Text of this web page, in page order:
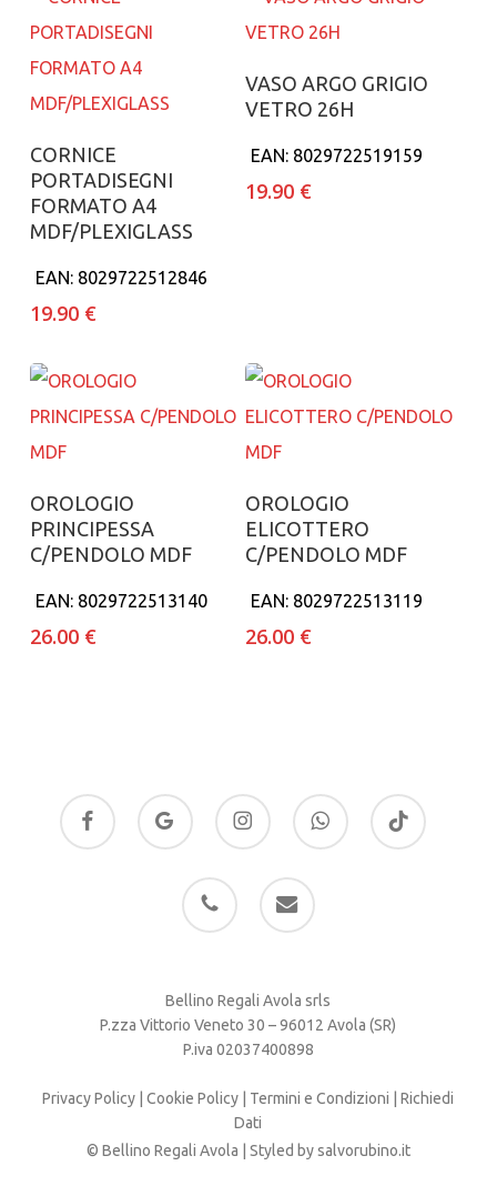
Aggiungi al carrello
CORNICE
PORTADISEGNI
FORMATO A4
MDF/PLEXIGLASS
EAN: 8029722512846
19.90 €
Aggiungi al carrello
VASO ARGO GRIGIO
VETRO 26H
EAN: 8029722519159
19.90 €
Aggiungi al carrello
OROLOGIO
PRINCIPESSA
C/PENDOLO MDF
EAN: 8029722513140
26.00 €
Aggiungi al carrello
OROLOGIO
ELICOTTERO
C/PENDOLO MDF
EAN: 8029722513119
26.00 €
facebook
google-
plus
instagram whatsapp tiktok
phone email
Bellino Regali Avola srls
P.zza Vittorio Veneto 30 – 96012 Avola (SR)
P.iva 02037400898
Privacy Policy |Cookie Policy Termini e Condizioni |Richiedi
Dati
© Bellino Regali Avola | Styled bysalvorubino.it